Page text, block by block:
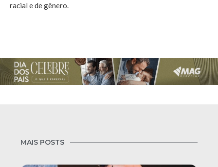
racial e de gênero.
MAIS POSTS